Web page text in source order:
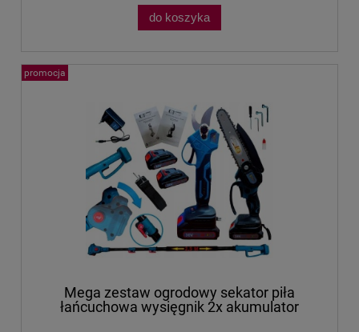
do koszyka
Mega zestaw ogrodowy sekator piła
łańcuchowa wysięgnik 2x akumulator
promocja